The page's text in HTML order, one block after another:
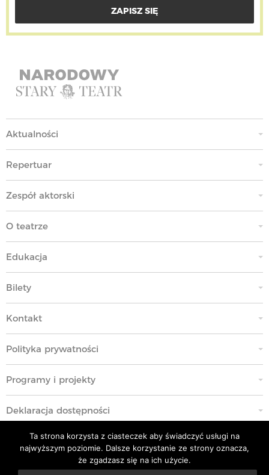
Aktualności
Repertuar
Zespół aktorski
O teatrze
Edukacja
Bilety
Kontakt
Polityka prywatności
Programy i projekty
Deklaracja dostępności
Standardy Ochrony Małoletnich
Polityka przeciwko molestowaniu w miejscu pracy
Ta strona korzysta z ciasteczek aby świadczyć usługi na
najwyższym poziomie. Dalsze korzystanie ze strony oznacza,
że zgadzasz się na ich użycie.